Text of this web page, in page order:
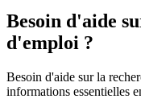
Besoin d'aide
d'emploi ?
Besoin d'aide sur la
informations essentielles